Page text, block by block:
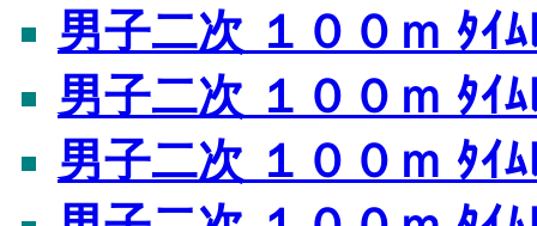
男子二次 １００ｍ ﾀｲﾑ
男子二次 １００ｍ ﾀｲﾑ
男子二次 １００ｍ ﾀｲﾑ